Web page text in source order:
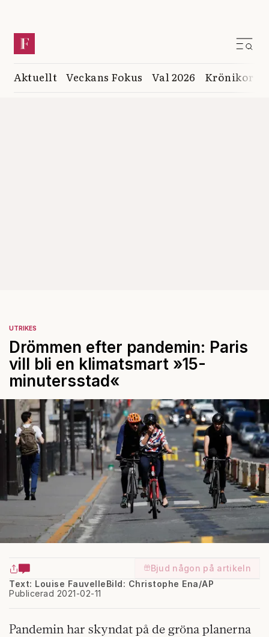
Aktuellt Veckans Fokus Val 2026 Krönikor
UTRIKES
Drömmen efter pandemin: Paris
vill bli en klimatsmart »15-
minutersstad«
Bjud någon på artikeln
Text: Louise Fauvelle
Publicerad 2021-02-11
Bild: Christophe Ena/AP
Pandemin har skyndat på de gröna planerna